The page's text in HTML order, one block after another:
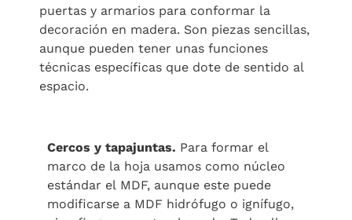
puertas y armarios para conformar la
decoración en madera. Son piezas sencillas,
aunque pueden tener unas funciones
técnicas específicas que dote de sentido al
espacio.
Cercos y tapajuntas. Para formar el
marco de la hoja usamos como núcleo
estándar el MDF, aunque este puede
modificarse a MDF hidrófugo o ignífugo,